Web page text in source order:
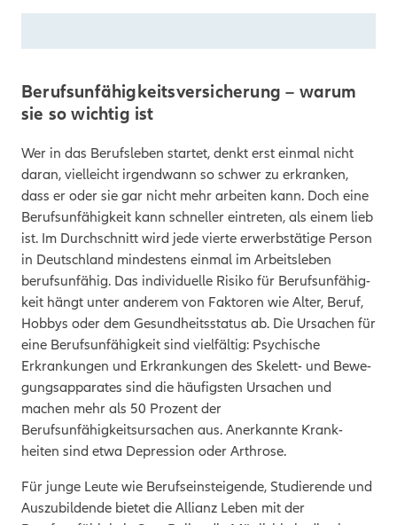
Berufsunfähigkeitsversicherung – warum
sie so wichtig ist
Wer in das Berufsleben startet, denkt erst einmal nicht
daran, vielleicht irgendwann so schwer zu erkranken,
dass er oder sie gar nicht mehr arbeiten kann. Doch eine
Berufsunfähigkeit kann schneller eintreten, als einem lieb
ist. Im Durchschnitt wird jede vierte erwerbstätige Person
in Deutschland mindestens ein­mal im Arbeits­leben
berufs­unfähig. Das individuelle Risiko für Berufs­unfähig­
keit hängt unter anderem von Faktoren wie Alter, Beruf,
Hobbys oder dem Gesundheitsstatus ab. Die Ursachen für
eine Berufsunfähigkeit sind vielfältig: Psychische
Erkrankungen und Erkrankungen des Skelett- und Be­we­
gungs­apparates sind die häufigsten Ursachen und
machen mehr als 50 Prozent der
Berufsunfähigkeitsursachen aus. An­er­kannte Krank­
heiten sind etwa Depression oder Arthrose.
Für junge Leute wie Berufseinsteigende, Studierende und
Auszubildende bietet die Allianz Leben mit der